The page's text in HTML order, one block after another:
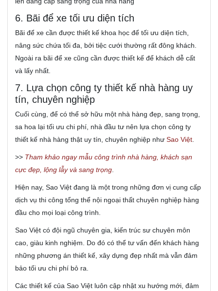
6. Bãi để xe tối ưu diện tích
Bãi để xe cần được thiết kế khoa học để tối ưu diện tích,
nâng sức chứa tối đa, bởi tiệc cưới thường rất đông khách.
Ngoài ra bãi để xe cũng cần được thiết kế để khách dễ cất
và lấy nhất.
7. Lựa chọn công ty thiết kế nhà hàng uy
tín, chuyên nghiệp
Cuối cùng, để có thể sở hữu một nhà hàng đẹp, sang trọng,
sa hoa lại tối ưu chi phí, nhà đầu tư nên lựa chọn công ty
thiết kế nhà hàng thật uy tín, chuyên nghiệp như Sao Việt
>> Tham khảo ngay mẫu công trình nhà hàng, khách sạn
cực đẹp, lộng lẫy và sang trọng
Hiện nay, Sao Việt đang là một trong những đơn vị cung cấp
dịch vụ thi công tổng thể nội ngoại thất chuyên nghiệp hàng
đầu cho mọi loại công trình.
Sao Việt có đội ngũ chuyên gia, kiến trúc sư chuyên môn
cao, giàu kinh nghiệm. Do đó có thể tư vấn đến khách hàng
những phương án thiết kế, xây dựng đẹp nhất mà vẫn đảm
bảo tối ưu chi phí bỏ ra.
Các thiết kế của Sao Việt luôn cập nhật xu hướng mới, đảm